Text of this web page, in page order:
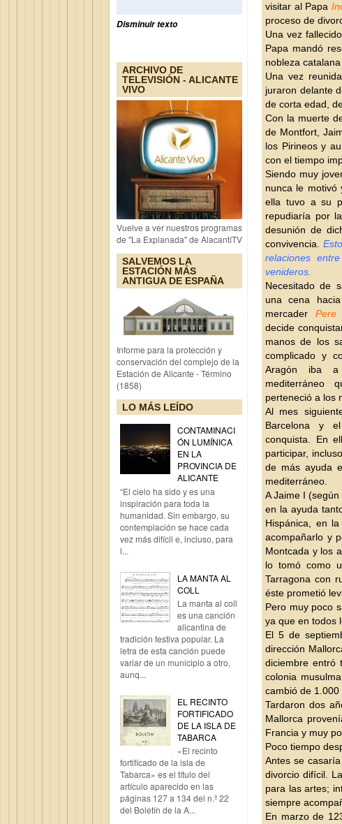
Disminuir texto
ARCHIVO DE
TELEVISIÓN - ALICANTE
VIVO
Vuelve a ver nuestros programas
de "La Explanada" de AlacantíTV
SALVEMOS LA
ESTACIÓN MÁS
ANTIGUA DE ESPAÑA
Informe para la protección y
conservación del complejo de la
Estación de Alicante - Término
(1858)
LO MÁS LEÍDO
CONTAMINACI
ÓN LUMÍNICA
EN LA
PROVINCIA DE
ALICANTE
“El cielo ha sido y es una
inspiración para toda la
humanidad. Sin embargo, su
contemplación se hace cada
vez más difícil e, incluso, para
l...
LA MANTA AL
COLL
La manta al coll
es una canción
alicantina de
tradición festiva popular. La
letra de esta canción puede
variar de un municipio a otro,
aunq...
EL RECINTO
FORTIFICADO
DE LA ISLA DE
TABARCA
«El recinto
fortificado de la isla de
Tabarca» es el título del
artículo aparecido en las
páginas 127 a 134 del n.º 22
del Boletín de la A...
visitar al Papa
proceso de
Una vez
Papa mandó
nobleza
Una vez
juraron delante
de corta edad,
Con la muerte
de Montfort,
los Pirineos y
con el tiempo
Siendo muy
nunca le motivó
ella tuvo a su
repudiaría por
desunión de
convivencia.
relaciones
venideros.
Necesitado de
una cena
mercader Pere
decide
manos de los
complicado y
Aragón iba
mediterráneo
perteneció a los
Al mes
Barcelona y
conquista. En
participar,
de más ayuda
mediterráneo.
A Jaime I
en la ayuda
Hispánica, en
acompañarlo y
Montcada y los
lo tomó como
Tarragona con
éste prometió
Pero muy poco
ya que en todos
El 5 de
dirección
diciembre entró
colonia
cambió de 1.000
Tardaron dos
Mallorca
Francia y muy
Poco tiempo
Antes se
divorcio difícil.
para las artes;
siempre
En marzo de